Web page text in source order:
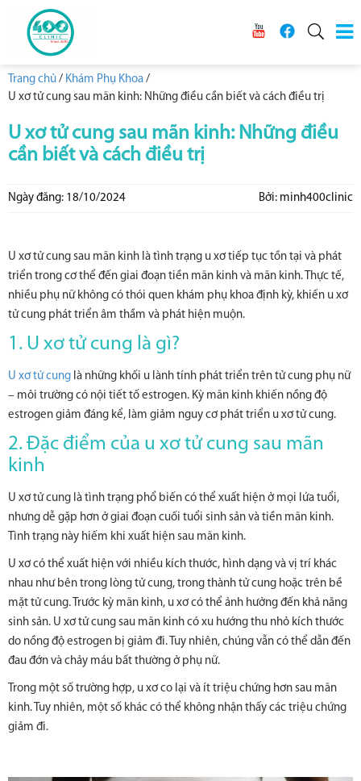
Trang chủ / Khám Phụ Khoa /
U xơ tử cung sau mãn kinh: Những điều cần biết và cách điều trị
U xơ tử cung sau mãn kinh: Những điều
cần biết và cách điều trị
Ngày đăng: 18/10/2024 Bởi: minh400clinic
U xơ tử cung sau mãn kinh là tình trạng u xơ tiếp tục tồn tại và phát
triển trong cơ thể đến giai đoạn tiền mãn kinh và mãn kinh. Thực tế,
nhiều phụ nữ không có thói quen khám phụ khoa định kỳ, khiến u xơ
tử cung phát triển âm thầm và phát hiện muộn.
1. U xơ tử cung là gì?
U xơ tử cung là những khối u lành tính phát triển trên tử cung phụ nữ
– môi trường có nội tiết tố estrogen. Kỳ mãn kinh khiến nồng độ
estrogen giảm đáng kể, làm giảm nguy cơ phát triển u xơ tử cung.
2. Đặc điểm của u xơ tử cung sau mãn
kinh
U xơ tử cung là tình trạng phổ biến có thể xuất hiện ở mọi lứa tuổi,
nhưng dễ gặp hơn ở giai đoạn cuối tuổi sinh sản và tiền mãn kinh.
Tình trạng này hiếm khi xuất hiện sau mãn kinh.
U xơ có thể xuất hiện với nhiều kích thước, hình dạng và vị trí khác
nhau như bên trong lòng tử cung, trong thành tử cung hoặc trên bề
mặt tử cung. Trước kỳ mãn kinh, u xơ có thể ảnh hưởng đến khả năng
sinh sản. U xơ tử cung sau mãn kinh có xu hướng thu nhỏ kích thước
do nồng độ estrogen bị giảm đi. Tuy nhiên, chúng vẫn có thể dẫn đến
đau đớn và chảy máu bất thường ở phụ nữ.
Trong một số trường hợp, u xơ co lại và ít triệu chứng hơn sau mãn
kinh. Tuy nhiên, một số khác có thể không nhận thấy các triệu chứng
giảm đi.